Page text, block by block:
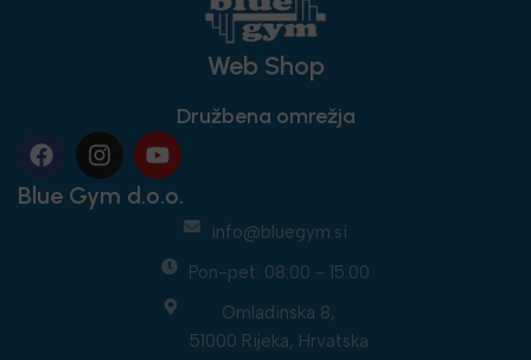
Web Shop
Družbena omrežja
Blue Gym d.o.o.
info@bluegym.si
Pon-pet: 08:00 - 15:00
Omladinska 8,
51000 Rijeka, Hrvatska